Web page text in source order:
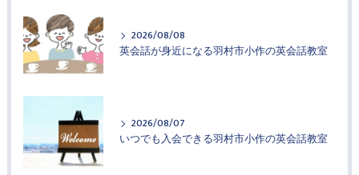
2026/08/08
英会話が身近になる羽村市小作の英会話教室
2026/08/07
いつでも入会できる羽村市小作の英会話教室